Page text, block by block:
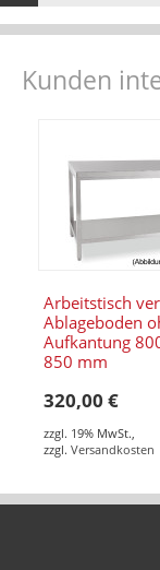
Kunden
Arbeitstisch
Ablageboden
Aufkantung
850 mm
320,00 €
zzgl. 19% MwSt.
zzgl. Versandkosten